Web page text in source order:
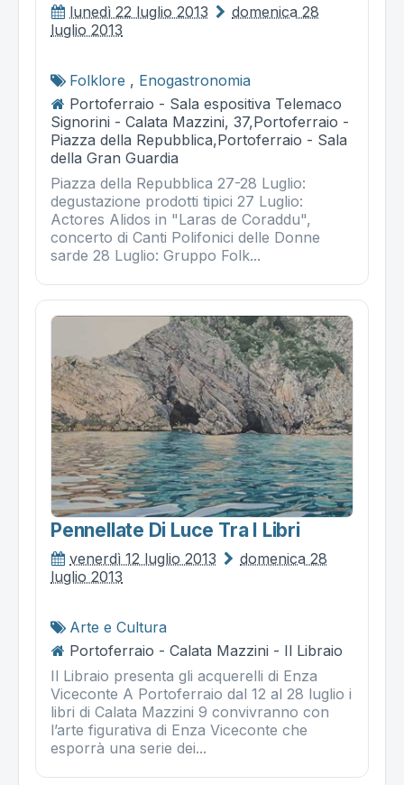
lunedì 22 luglio 2013
domenica 28
luglio 2013
Folklore , Enogastronomia
Portoferraio - Sala espositiva Telemaco
Signorini - Calata Mazzini, 37,Portoferraio -
Piazza della Repubblica,Portoferraio - Sala
della Gran Guardia
Piazza della Repubblica 27-28 Luglio:
degustazione prodotti tipici 27 Luglio:
Actores Alidos in "Laras de Coraddu",
concerto di Canti Polifonici delle Donne
sarde 28 Luglio: Gruppo Folk...
Pennellate Di Luce Tra I Libri
venerdì 12 luglio 2013
domenica 28
luglio 2013
Arte e Cultura
Portoferraio - Calata Mazzini - Il Libraio
Il Libraio presenta gli acquerelli di Enza
Viceconte A Portoferraio dal 12 al 28 luglio i
libri di Calata Mazzini 9 convivranno con
l’arte figurativa di Enza Viceconte che
esporrà una serie dei...